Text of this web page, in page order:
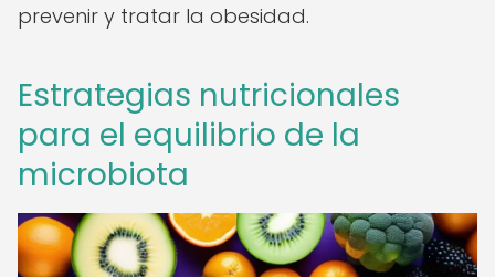
prevenir y tratar la obesidad.
Estrategias nutricionales
para el equilibrio de la
microbiota